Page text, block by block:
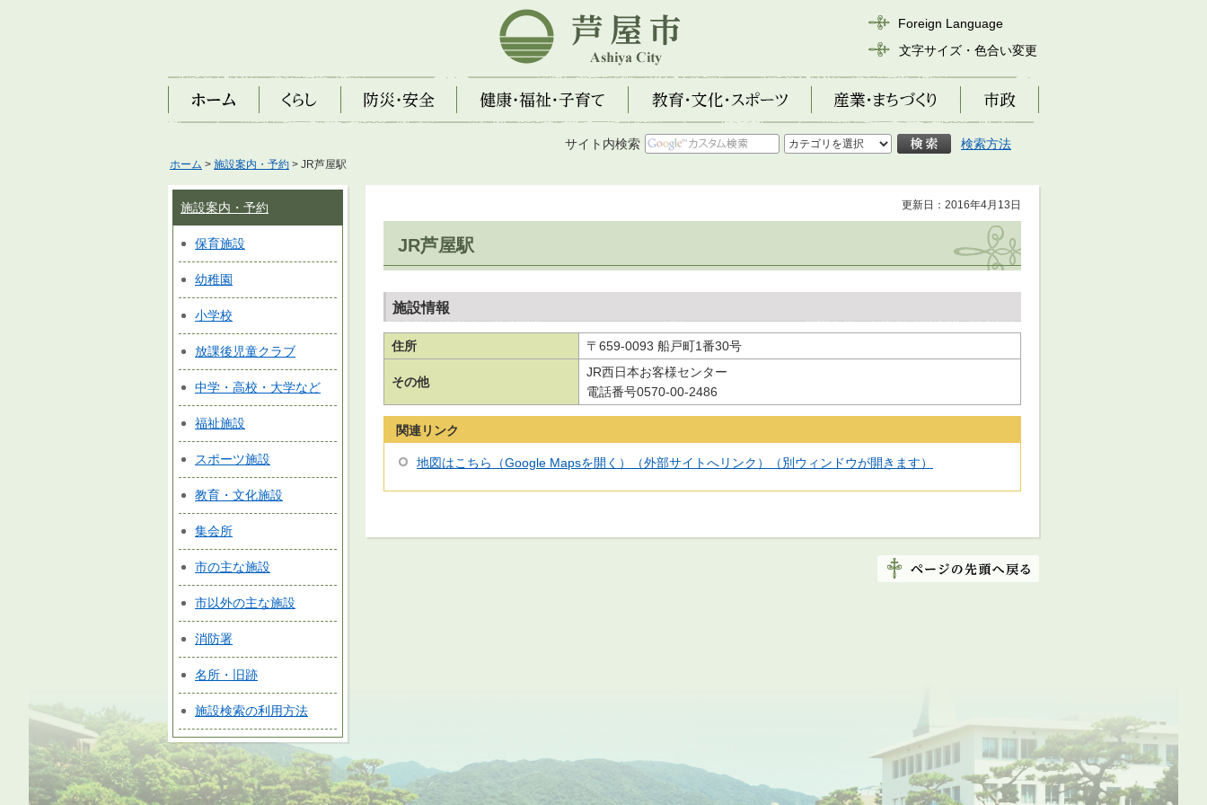
芦屋市
Foreign Language
文字サイズ・色合い変更
ホーム くらし 防災・安全 健康・福祉・子育て 教育・文化・スポーツ 産業・まちづくり 市政
サイト内検索 検索方法
ホーム > 施設案内・予約 > JR芦屋駅
施設案内・予約
保育施設
幼稚園
小学校
放課後児童クラブ
中学・高校・大学など
福祉施設
スポーツ施設
教育・文化施設
集会所
市の主な施設
市以外の主な施設
消防署
名所・旧跡
施設検索の利用方法
更新日：2016年4月13日
JR芦屋駅
施設情報
住所 〒659-0093 船戸町1番30号
その他
JR西日本お客様センター
電話番号0570-00-2486
関連リンク
地図はこちら（Google Mapsを開く）（外部サイトへリンク）（別ウィンドウが開きます）